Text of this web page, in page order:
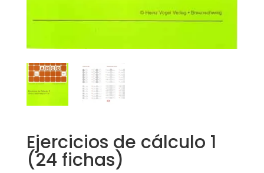
Ejercicios de cálculo 1
(24 fichas)